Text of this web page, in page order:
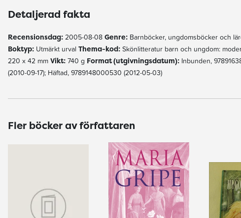
Detaljerad fakta
Recensionsdag:2005-08-08 Genre:Barnböcker, ungdomsböcker och
Boktyp:Utmärkt urval Thema-kod:Skönlitteratur barn och ungdom:
220 x 42 mm Vikt:740 g Format (utgivningsdatum):Inbunden,
(2010-09-17); Häftad, 9789148000530 (2012-05-03)
Fler böcker av författaren